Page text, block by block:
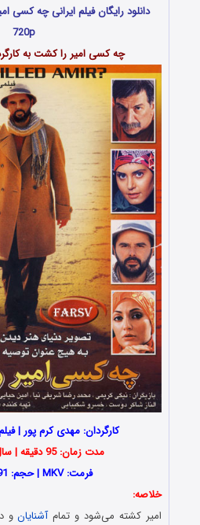
دانلود رایگان فیلم ایرانی چه کسی
720p
چه کسی امیر را کشت به
کارگردان: مهدی کرم پور |
مدت زمان: 95 دقیقه | سال تولید: 1385
فرمت: MKV | حجم: 991 مگابایت
خلاصه:
امیر کشته می‌شود و تمامآشنایانو